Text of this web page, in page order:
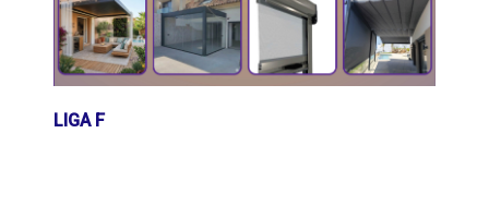
LIGA F